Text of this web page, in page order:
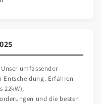
Unser umfassender
Erfahren
22kW),
und die besten